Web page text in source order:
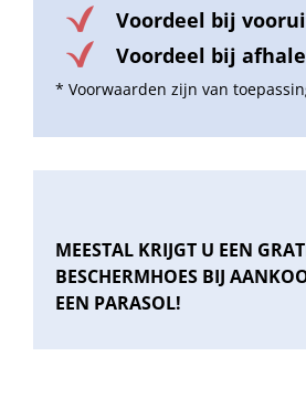
Voordeel bij
Voordeel bij
* Voorwaarden zijn van
MEESTAL KRIJGT U EEN
BESCHERMHOES BIJ
EEN PARASOL!